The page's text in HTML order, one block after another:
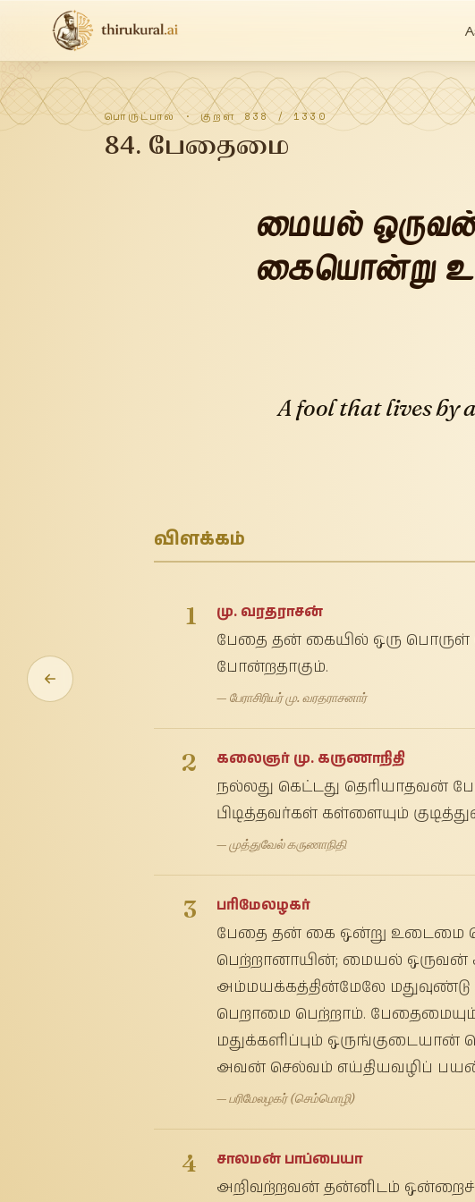
பொருட்பால் · குறள் 838/1330
84. பேதைமை
மையல்
கையொன்று
A fool that lives by
விளக்கம்
1 மு. வரதராசன்
பேதை தன் கையில் ஒரு பொருள்
போன்றதாகும்.
— பேராசிரியர் மு. வரதராசனார்
2 கலைஞர் மு. கருணாநிதி
நல்லது கெட்டது தெரியாதவன்
பிடித்தவர்கள் கள்ளையும்
— முத்துவேல் கருணாநிதி
3 பரிமேலழகர்
பேதை தன் கை ஒன்று
பெற்றானாயின்; மையல்
அம்மயக்கத்தின்மேலே
பெறாமை பெற்றாம்.
மதுக்களிப்பும்
அவன் செல்வம் எய்தியவழிப் பயன்
— பரிமேலழகர் (செம்மொழி)
4 சாலமன் பாப்பையா
அறிவற்றவன் தன்னிடம் ஒன்றைச்